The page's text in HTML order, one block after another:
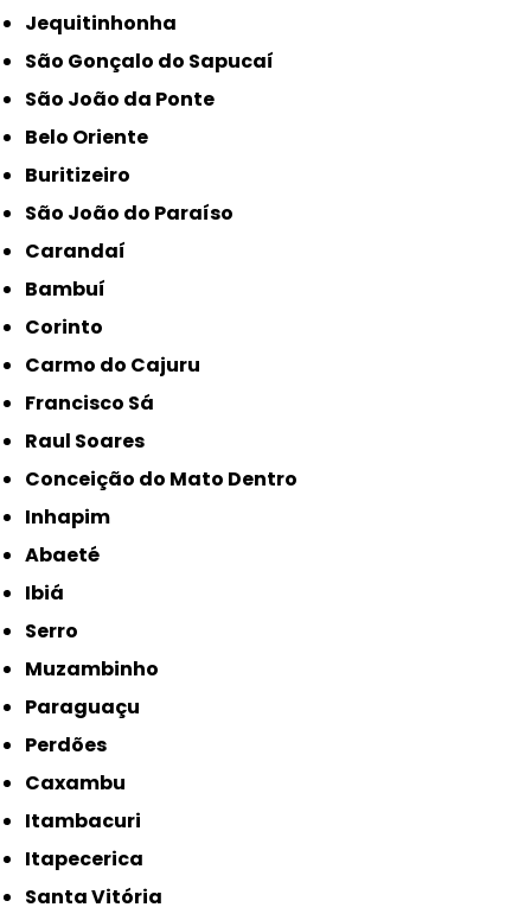
Jequitinhonha
São Gonçalo do Sapucaí
São João da Ponte
Belo Oriente
Buritizeiro
São João do Paraíso
Carandaí
Bambuí
Corinto
Carmo do Cajuru
Francisco Sá
Raul Soares
Conceição do Mato Dentro
Inhapim
Abaeté
Ibiá
Serro
Muzambinho
Paraguaçu
Perdões
Caxambu
Itambacuri
Itapecerica
Santa Vitória